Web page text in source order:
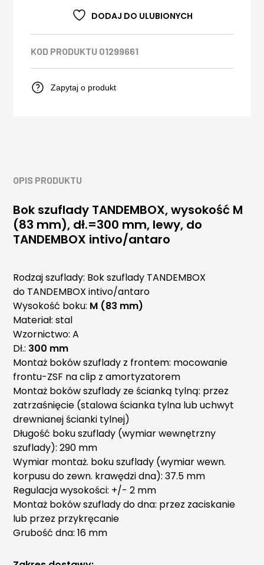
DODAJ DO ULUBIONYCH
KOD PRODUKTU 01299661
Zapytaj o produkt
OPIS PRODUKTU
Bok szuflady TANDEMBOX, wysokość M
(83 mm), dł.=300 mm, lewy, do
TANDEMBOX intivo/antaro
Rodzaj szuflady: Bok szuflady TANDEMBOX
do TANDEMBOX intivo/antaro
Wysokość boku: M (83 mm)
Materiał: stal
Wzornictwo: A
Dł.: 300 mm
Montaż boków szuflady z frontem: mocowanie
frontu-ZSF na clip z amortyzatorem
Montaż boków szuflady ze ścianką tylną: przez
zatrzaśnięcie (stalowa ścianka tylna lub uchwyt
drewnianej ścianki tylnej)
Długość boku szuflady (wymiar wewnętrzny
szuflady): 290 mm
Wymiar montaż. boku szuflady (wymiar wewn.
korpusu do zewn. krawędzi dna): 37.5 mm
Regulacja wysokości: +/- 2 mm
Montaż boków szuflady do dna: przez zaciskanie
lub przez przykręcanie
Grubość dna: 16 mm